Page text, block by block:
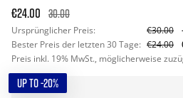
€24.00 30.00
Ursprünglicher Preis: €30.00
Bester Preis der letzten 30 Tage: €24.00
Preis inkl. 19% MwSt., möglicherweise
UP TO -20%